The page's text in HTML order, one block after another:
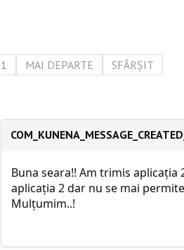
1 MAI DEPARTE SFÂRȘIT
Buna seara!! Am trimis
aplicația 2 dar nu se mai
Mulțumim..!